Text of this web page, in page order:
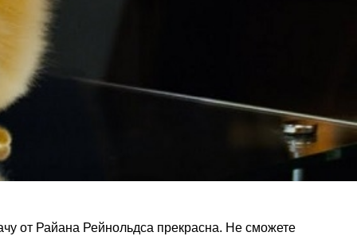
от Райана Рейнольдса прекрасна. Не сможете